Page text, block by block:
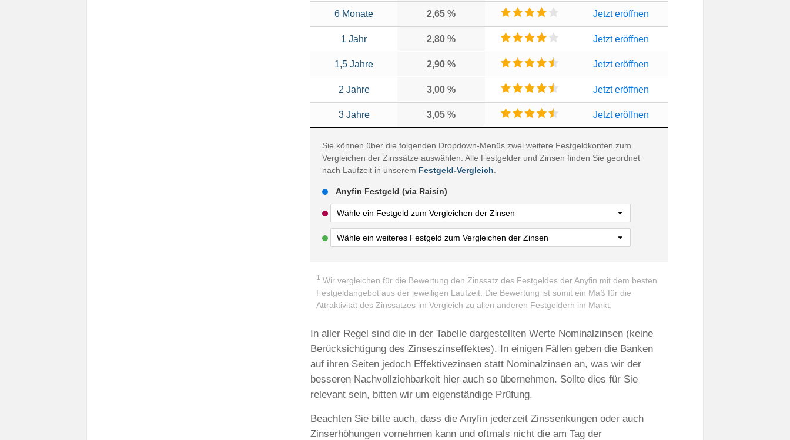
6 Monate 2,65 % Jetzt eröffnen
1 Jahr 2,80 % Jetzt eröffnen
1,5 Jahre 2,90 % Jetzt eröffnen
2 Jahre 3,00 % Jetzt eröffnen
3 Jahre 3,05 % Jetzt eröffnen
Sie können über die folgenden Dropdown-Menüs zwei weitere Festgeldkonten zum
Vergleichen der Zinssätze auswählen. Alle Festgelder und Zinsen finden Sie geordnet
nach Laufzeit in unserem Festgeld-Vergleich
Anyfin Festgeld (via Raisin)
1 Wir vergleichen für die Bewertung den Zinssatz des Festgeldes der Anyfin mit dem besten
Festgeldangebot aus der jeweiligen Laufzeit. Die Bewertung ist somit ein Maß für die
Attraktivität des Zinssatzes im Vergleich zu allen anderen Festgeldern im Markt.
In aller Regel sind die in der Tabelle dargestellten Werte Nominalzinsen (keine
Berücksichtigung des Zinseszinseffektes). In einigen Fällen geben die Banken
auf ihren Seiten jedoch Effektivezinsen statt Nominalzinsen an, was wir der
besseren Nachvollziehbarkeit hier auch so übernehmen. Sollte dies für Sie
relevant sein, bitten wir um eigenständige Prüfung.
Beachten Sie bitte auch, dass die Anyfin jederzeit Zinssenkungen oder auch
Zinserhöhungen vornehmen kann und oftmals nicht die am Tag der